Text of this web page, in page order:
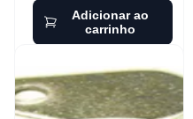
Adicionar ao
carrinho